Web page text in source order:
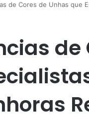
de Cores de Unhas que